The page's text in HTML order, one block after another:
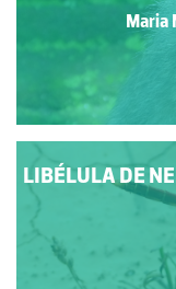
Maria
LIBÉLULA DE